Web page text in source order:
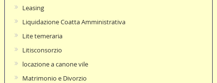
Leasing
Liquidazione Coatta Amministrativa
Lite temeraria
Litisconsorzio
locazione a canone vile
Matrimonio e Divorzio